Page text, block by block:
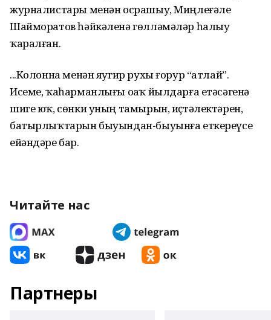
журналистары менән осрашыу, Миңлеғәле
Шайморатов һәйкәленә гөлләмәләр һалыу
ҡаралған.
...Колонна менән яугир рухы ғорур “атлай”.
Исеме, ҡаһарманлығы оҙаҡ йылдарға етәсәгенә
шиге юҡ, сөнки уның тамырын, иҫтәлектәрен,
батырлыҡтарын быуындан-быуынға еткереүсе
ейәндәре бар.
Читайте нас
Партнеры